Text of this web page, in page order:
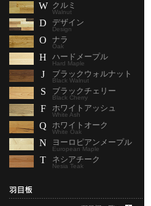
W クルミ
Walnut
D デザイン
Design
O ナラ
Oak
H ハードメープル
Hard Maple
J ブラックウォルナット
Black Walnut
S ブラックチェリー
Black Cherry
F ホワイトアッシュ
White Ash
Q ホワイトオーク
White Oak
N ヨーロピアンメープル
European Maple
T ネシアチーク
Nesia Teak